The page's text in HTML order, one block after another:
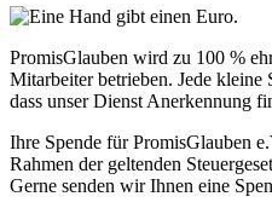
PromisGlauben wird zu 100 %
Mitarbeiter betrieben. Jede kleine
dass unser Dienst Anerkennung
Ihre Spende für PromisGlauben
Rahmen der geltenden
Gerne senden wir Ihnen eine